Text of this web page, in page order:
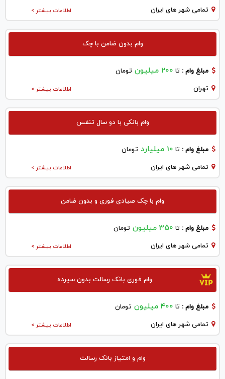
اطلاعات بیشتر > تمامی شهر های ایران
وام بدون ضامن با چک
مبلغ وام : تا 200 میلیون تومان
اطلاعات بیشتر > تهران
وام بانکی با دو سال تنفس
مبلغ وام : تا 10 میلیارد تومان
اطلاعات بیشتر > تمامی شهر های ایران
وام با چک صیادی فوری و بدون ضامن
مبلغ وام : تا 350 میلیون تومان
اطلاعات بیشتر > تمامی شهر های ایران
وام فوری بانک رسالت بدون سپرده
مبلغ وام : تا 400 میلیون تومان
اطلاعات بیشتر > تمامی شهر های ایران
وام و امتیاز بانک رسالت